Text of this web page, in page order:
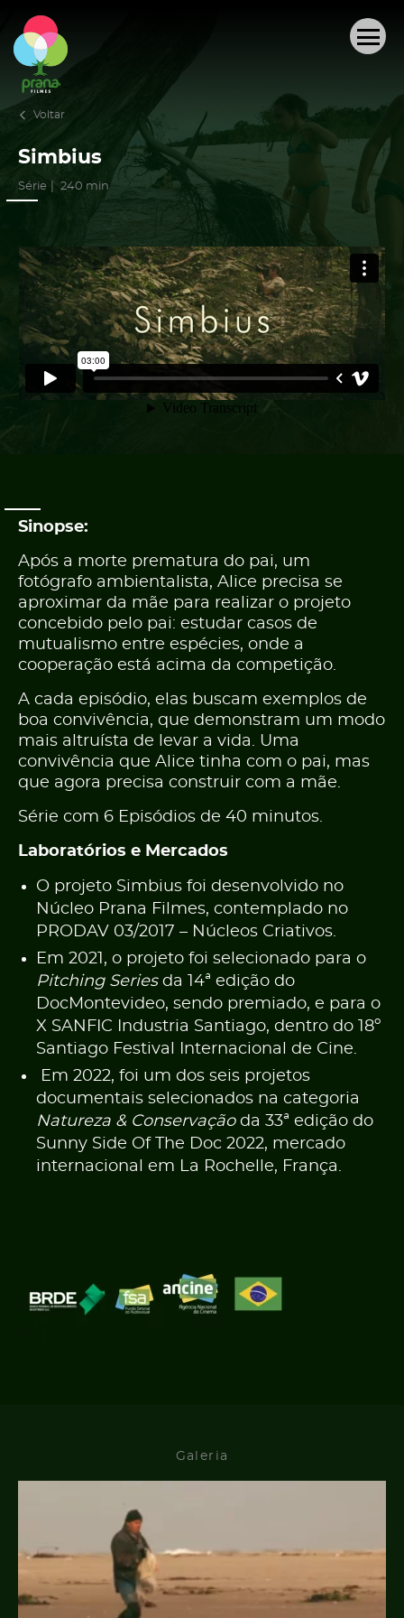
PROJETOS
OUTRAS REALIZAÇÕES
ACERVO
NOTÍCIAS
CONTATO
Voltar
Simbius
Série 240 min
Sinopse:
Após a morte prematura do pai, um
fotógrafo ambientalista, Alice precisa se
aproximar da mãe para realizar o projeto
concebido pelo pai: estudar casos de
mutualismo entre espécies, onde a
cooperação está acima da competição.
A cada episódio, elas buscam exemplos de
boa convivência, que demonstram um modo
mais altruísta de levar a vida. Uma
convivência que Alice tinha com o pai, mas
que agora precisa construir com a mãe.
Série com 6 Episódios de 40 minutos.
Laboratórios e Mercados
O projeto Simbius foi desenvolvido no
Núcleo Prana Filmes, contemplado no
PRODAV 03/2017 – Núcleos Criativos.
Em 2021, o projeto foi selecionado para o
Pitching Seriesda 14ª edição do
DocMontevideo, sendo premiado, e para o
X SANFIC Industria Santiago, dentro do 18º
Santiago Festival Internacional de Cine.
Em 2022, foi um dos seis projetos
documentais selecionados na categoria
Natureza & Conservaçãoda 33ª edição do
Sunny Side Of The Doc 2022, mercado
internacional em La Rochelle, França.
Galeria